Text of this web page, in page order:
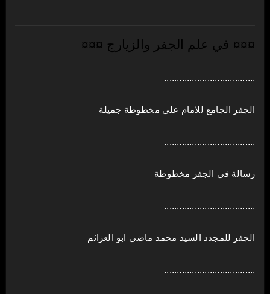
¤¤¤ في علم الجفر والزيارج ¤¤¤
....................................
الجفر الجامع للامام علي مخطوطة جميلة
....................................
رسالة في الجفر مخطوطة
....................................
الجفر للمجدد السيد محمد ماضي ابو العزائم
....................................